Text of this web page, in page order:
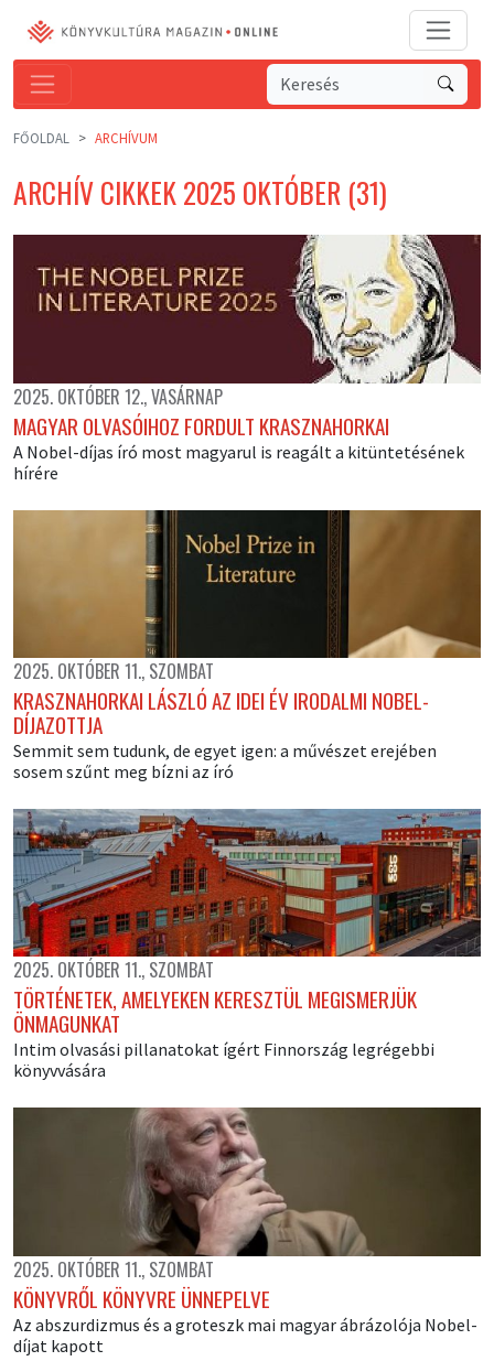
FŐOLDAL ARCHÍVUM
ARCHÍV CIKKEK 2025 OKTÓBER (31)
2025. OKTÓBER 12., VASÁRNAP
MAGYAR OLVASÓIHOZ FORDULT KRASZNAHORKAI
A Nobel-díjas író most magyarul is reagált a kitüntetésének
hírére
2025. OKTÓBER 11., SZOMBAT
KRASZNAHORKAI LÁSZLÓ AZ IDEI ÉV IRODALMI NOBEL-
DÍJAZOTTJA
Semmit sem tudunk, de egyet igen: a művészet erejében
sosem szűnt meg bízni az író
2025. OKTÓBER 11., SZOMBAT
TÖRTÉNETEK, AMELYEKEN KERESZTÜL MEGISMERJÜK
ÖNMAGUNKAT
Intim olvasási pillanatokat ígért Finnország legrégebbi
könyvvására
2025. OKTÓBER 11., SZOMBAT
KÖNYVRŐL KÖNYVRE ÜNNEPELVE
Az abszurdizmus és a groteszk mai magyar ábrázolója Nobel-
díjat kapott